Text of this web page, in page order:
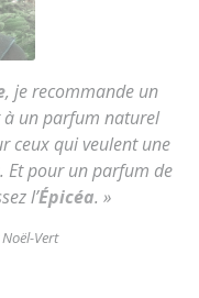
, je recommande un
à un parfum naturel
ceux qui veulent une
Et pour un parfum de
l’Épicéa. »
Vert